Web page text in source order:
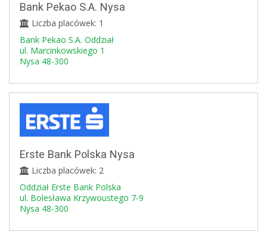
Bank Pekao S.A. Nysa
Liczba placówek: 1
Bank Pekao S.A. Oddział
ul. Marcinkowskiego 1
Nysa 48-300
Erste Bank Polska Nysa
Liczba placówek: 2
Oddział Erste Bank Polska
ul. Bolesława Krzywoustego 7-9
Nysa 48-300